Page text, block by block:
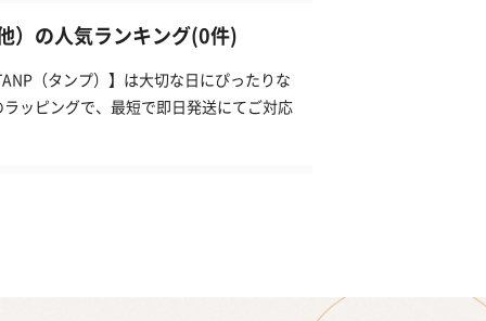
）の人気ランキング(0件)
（タンプ）】は大切な日にぴったりな
ッピングで、最短で即日発送にてご対応